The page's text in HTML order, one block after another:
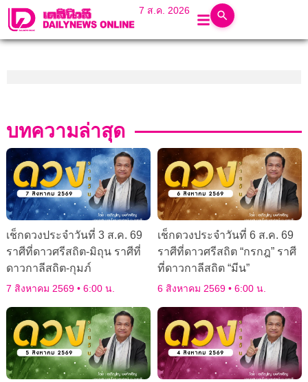
7 ส.ค. 2026
บทความล่าสุด
เช็กดวงประจำวันที่ 3 ส.ค. 69
ราศีที่ดาวศรีสถิต-มิถุน ราศีที่
ดาวกาลีสถิต-กุมภ์
7 สิงหาคม 2569 6:00 น.
เช็กดวงประจำวันที่ 6 ส.ค. 69
ราศีที่ดาวศรีสถิต “กรกฎ” ราศี
ที่ดาวกาลีสถิต “มีน”
6 สิงหาคม 2569 6:00 น.